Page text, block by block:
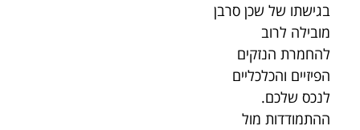
בגישתו של שכן סרבן
מובילה לרוב
להחמרת הנזקים
הפיזיים והכלכליים
לנכס שלכם.
ההתמודדות מול